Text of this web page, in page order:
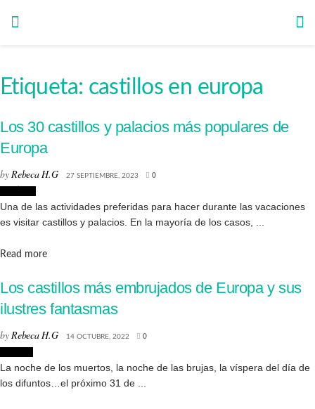
Etiqueta: castillos en europa
Los 30 castillos y palacios más populares de
Europa
byRebeca H.G 27 SEPTIEMBRE, 2023 0
Una de las actividades preferidas para hacer durante las vacaciones
es visitar castillos y palacios. En la mayoría de los casos, ...
Read moreDetails
Los castillos más embrujados de Europa y sus
ilustres fantasmas
byRebeca H.G 14 OCTUBRE, 2022 0
La noche de los muertos, la noche de las brujas, la víspera del día de
los difuntos…el próximo 31 de ...